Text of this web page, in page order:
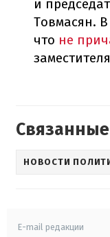
и
Товмасян.
что не
НОВОСТИ
E-mail редакции